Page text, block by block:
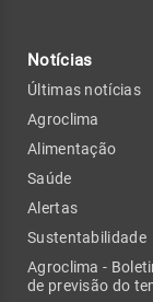
Notícias
Últimas notícias
Agroclima
Alimentação
Saúde
Alertas
Sustentabilidade
Agroclima -
de previsão do